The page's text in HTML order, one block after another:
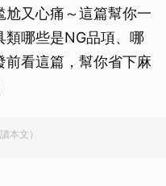
尬又心痛～這篇幫你一
類哪些是NG品項、哪
看這篇，幫你省下麻
本文）